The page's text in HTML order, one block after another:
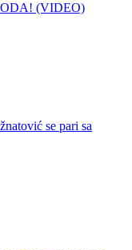
(VIDEO)
se pari sa